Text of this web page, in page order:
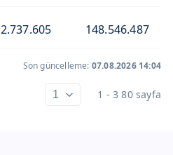
2.737.605 148.546.487
Son güncelleme: 07.08.2026 14:04
1 - 3 80 sayfa